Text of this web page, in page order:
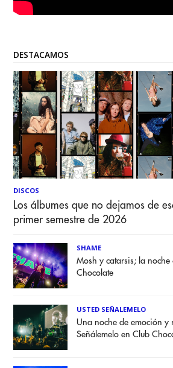
DESTACAMOS
DISCOS
Los álbumes que no dejamos de
primer semestre de 2026
SHAME
Mosh y catarsis; la noche
Chocolate
USTED SEÑALEMELO
Una noche de emoción y
Señálemelo en Club